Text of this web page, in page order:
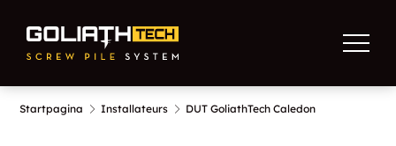
Startpagina Installateurs DUT GoliathTech Caledon